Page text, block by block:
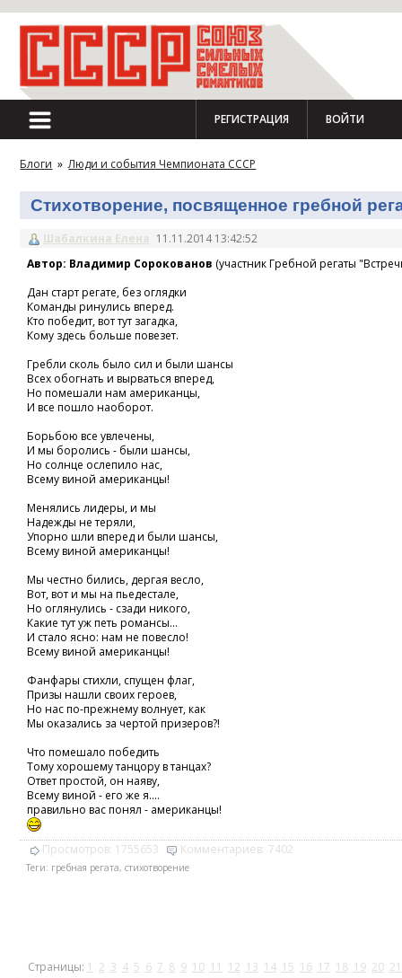
РЕГИСТРАЦИЯ ВОЙТИ
Блоги » Люди и события Чемпионата СССР
Стихотворение, посвященное гребной
Шабалкина Елена 11.11.2014 13:42:52
Автор: Владимир Сорокованов (участник Гребной регаты
Дан старт регате, без оглядки
Команды ринулись вперед.
Кто победит, вот тут загадка,
Кому здесь больше повезет.
Гребли сколь было сил и были шансы
Всех обогнать и вырваться вперед,
Но помешали нам американцы,
И все пошло наоборот.
Борьбою все увлечены,
И мы боролись - были шансы,
Но солнце ослепило нас,
Всему виной американцы!
Менялись лидеры, и мы
Надежды не теряли,
Упорно шли вперед и были шансы,
Всему виной американцы!
Мы честно бились, дергая весло,
Вот, вот и мы на пьедестале,
Но оглянулись - сзади никого,
Какие тут уж петь романсы...
И стало ясно: нам не повесло!
Всему виной американцы!
Фанфары стихли, спущен флаг,
Призы нашли своих героев,
Но нас по-прежнему волнует, как
Мы оказались за чертой призеров?!
Что помешало победить
Тому хорошему танцору в танцах?
Ответ простой, он наяву,
Всему виной - его же я....
правильно вас понял - американцы!
Просмотров: 1755653 Комментариев: 7402
Теги: гребная регата, стихотворение
Страницы: 1 2 3 4 5 6 7 8 9 10 11 12 13 14 15 16 17 18 19 20 21